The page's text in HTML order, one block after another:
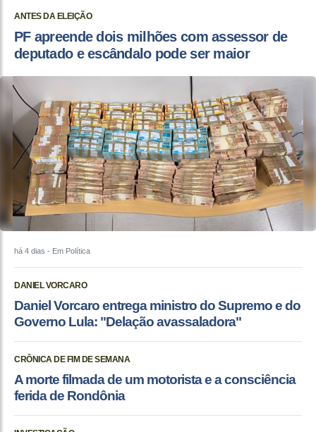
ANTES DA ELEIÇÃO
PF apreende dois milhões com assessor de
deputado e escândalo pode ser maior
há 4 dias - Em Política
DANIEL VORCARO
Daniel Vorcaro entrega ministro do Supremo e do
Governo Lula: "Delação avassaladora"
CRÔNICA DE FIM DE SEMANA
A morte filmada de um motorista e a consciência
ferida de Rondônia